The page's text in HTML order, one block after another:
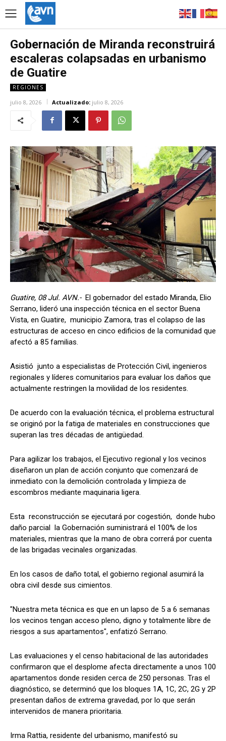
Gobernación de Miranda reconstruirá
escaleras colapsadas en urbanismo
de Guatire
REGIONES
julio 8, 2026 Actualizado: julio 8, 2026
Guatire, 08 Jul. AVN.- El gobernador del estado Miranda, Elio
Serrano, lideró una inspección técnica en el sector Buena
Vista, en Guatire, municipio Zamora, tras el colapso de las
estructuras de acceso en cinco edificios de la comunidad que
afectó a 85 familias.
Asistió junto a especialistas de Protección Civil, ingenieros
regionales y líderes comunitarios para evaluar los daños que
actualmente restringen la movilidad de los residentes.
De acuerdo con la evaluación técnica, el problema estructural
se originó por la fatiga de materiales en construcciones que
superan las tres décadas de antigüedad.
Para agilizar los trabajos, el Ejecutivo regional y los vecinos
diseñaron un plan de acción conjunto que comenzará de
inmediato con la demolición controlada y limpieza de
escombros mediante maquinaria ligera.
Esta reconstrucción se ejecutará por cogestión, donde hubo
daño parcial la Gobernación suministrará el 100% de los
materiales, mientras que la mano de obra correrá por cuenta
de las brigadas vecinales organizadas.
En los casos de daño total, el gobierno regional asumirá la
obra civil desde sus cimientos.
"Nuestra meta técnica es que en un lapso de 5 a 6 semanas
los vecinos tengan acceso pleno, digno y totalmente libre de
riesgos a sus apartamentos", enfatizó Serrano.
Las evaluaciones y el censo habitacional de las autoridades
confirmaron que el desplome afecta directamente a unos 100
apartamentos donde residen cerca de 250 personas. Tras el
diagnóstico, se determinó que los bloques 1A, 1C, 2C, 2G y 2P
presentan daños de extrema gravedad, por lo que serán
intervenidos de manera prioritaria.
Irma Rattia, residente del urbanismo, manifestó su